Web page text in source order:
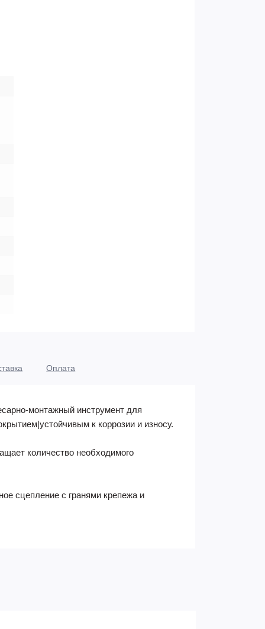
Оплата
монтажный инструмент для
к коррозии и износу.
количество необходимого
сцепление с гранями крепежа и